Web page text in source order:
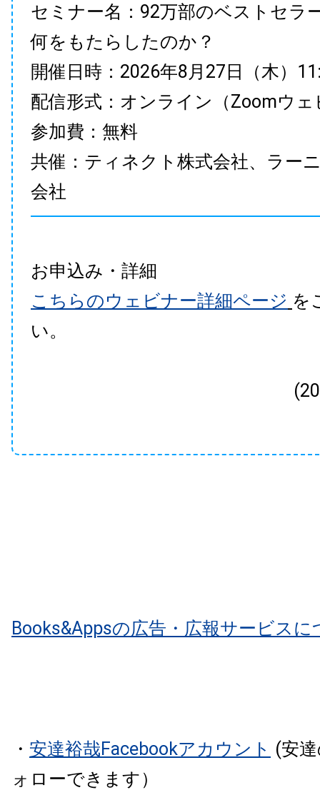
セミナー名：92万部のベストセラ
何をもたらしたのか？
開催日時：2026年8月27日（木）
配信形式：オンライン（Zoomウェ
参加費：無料
共催：ティネクト株式会社、ラー
会社
お申込み・詳細
こちらのウェビナー詳細ページ を
い。
Books&Appsの広告・広報サービスに
・ 安達裕哉Facebookアカウント (安
ォローできます）